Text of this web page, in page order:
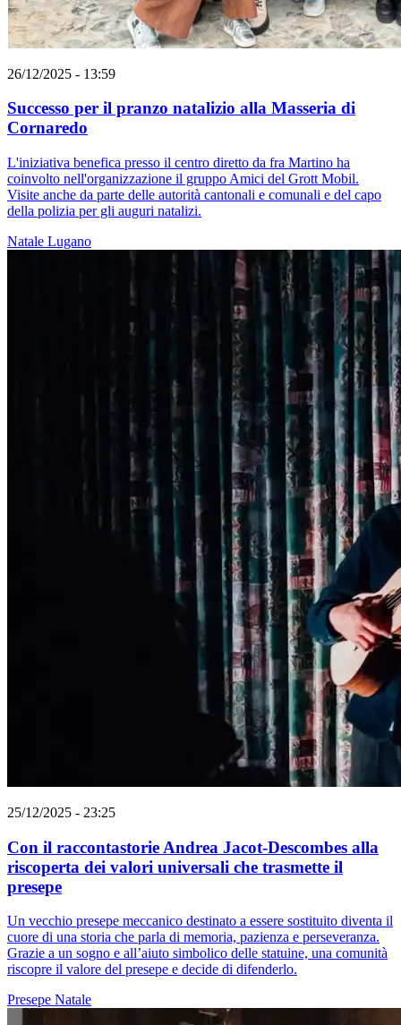
26/12/2025 - 13:59
Successo per il pranzo natalizio alla Masseria di
Cornaredo
L'iniziativa benefica presso il centro diretto da fra Martino ha
coinvolto nell'organizzazione il gruppo Amici del Grott Mobil.
Visite anche da parte delle autorità cantonali e comunali e del capo
della polizia per gli auguri natalizi.
Natale Lugano
25/12/2025 - 23:25
Con il raccontastorie Andrea Jacot-Descombes alla
riscoperta dei valori universali che trasmette il
presepe
Un vecchio presepe meccanico destinato a essere sostituito diventa il
cuore di una storia che parla di memoria, pazienza e perseveranza.
Grazie a un sogno e all’aiuto simbolico delle statuine, una comunità
riscopre il valore del presepe e decide di difenderlo.
Presepe Natale